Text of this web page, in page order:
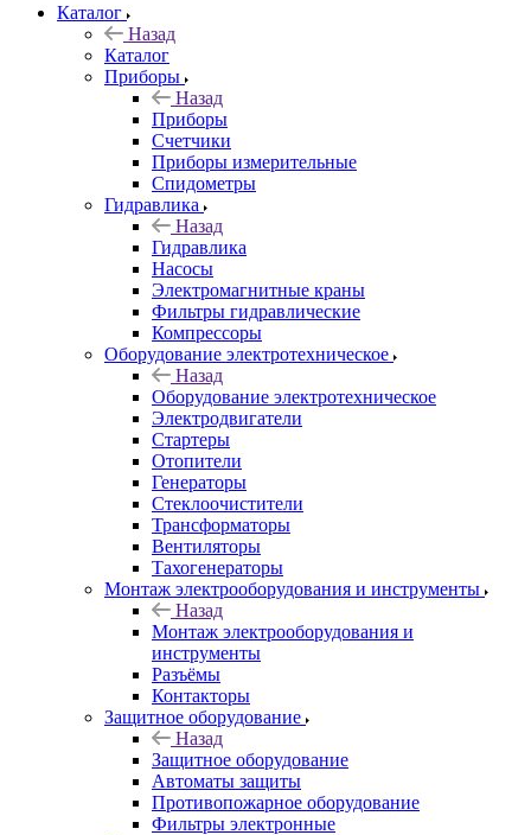
Каталог
Назад
Каталог
Приборы
Назад
Приборы
Счетчики
Приборы измерительные
Спидометры
Гидравлика
Назад
Гидравлика
Насосы
Электромагнитные краны
Фильтры гидравлические
Компрессоры
Оборудование электротехническое
Назад
Оборудование электротехническое
Электродвигатели
Стартеры
Отопители
Генераторы
Стеклоочистители
Трансформаторы
Вентиляторы
Тахогенераторы
Монтаж электрооборудования и инструменты
Назад
Монтаж электрооборудования и
инструменты
Разъёмы
Контакторы
Защитное оборудование
Назад
Защитное оборудование
Автоматы защиты
Противопожарное оборудование
Фильтры электронные